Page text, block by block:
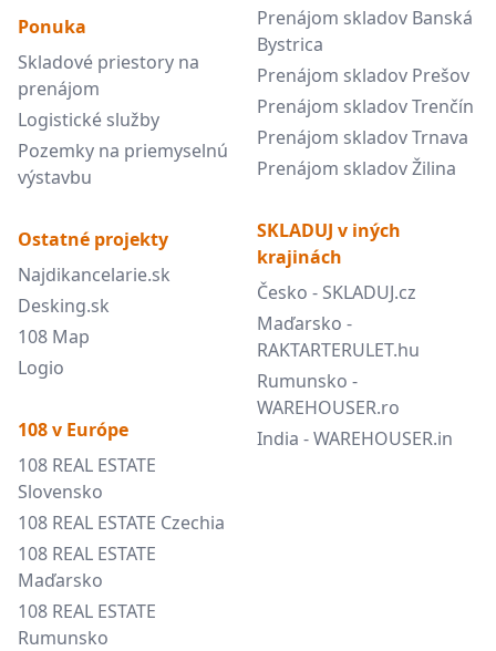
Ponuka
Skladové priestory na
prenájom
Logistické služby
Pozemky na priemyselnú
výstavbu
Ostatné projekty
Najdikancelarie.sk
Desking.sk
108 Map
Logio
108 v Európe
108 REAL ESTATE
Slovensko
108 REAL ESTATE Czechia
108 REAL ESTATE
Maďarsko
108 REAL ESTATE
Rumunsko
Prenájom skladov Banská
Bystrica
Prenájom skladov Prešov
Prenájom skladov Trenčín
Prenájom skladov Trnava
Prenájom skladov Žilina
SKLADUJ v iných
krajinách
Česko - SKLADUJ.cz
Maďarsko -
RAKTARTERULET.hu
Rumunsko -
WAREHOUSER.ro
India - WAREHOUSER.in